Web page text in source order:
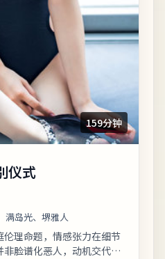
159分钟
仪式
满岛光、堺雅人
理命题，情感张力在细节
脸谱化恶人，动机交代完